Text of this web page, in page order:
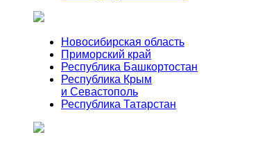
Новосибирская область
Приморский край
Республика Башкортостан
Республика Крым
и Севастополь
Республика Татарстан